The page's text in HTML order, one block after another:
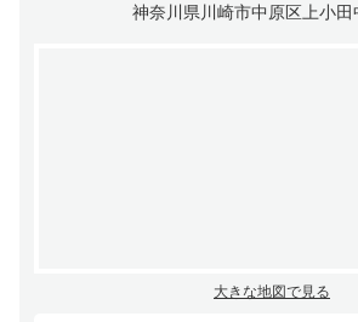
神奈川県川崎市中原区上小田
大きな地図で見る